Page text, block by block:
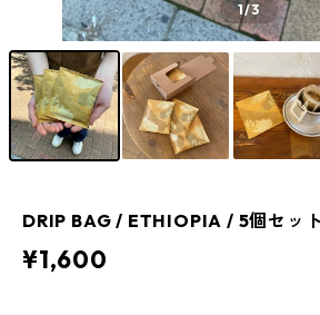
1/3
DRIP BAG / ETHIOPIA / 5個セッ
¥1,600